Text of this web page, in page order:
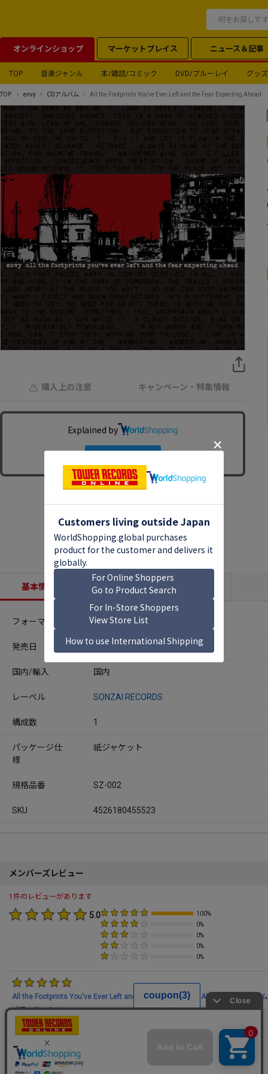
オンラインショップ マーケットプレイス ニュース＆記事
TOP 音楽ジャンル 本/雑誌/コミック DVD/ブルーレイ グッズ
TOP envy CDアルバム All the Footprints You've Ever Left and the Fear Expecting Ahead
購入上の注意 キャンペーン・特集情報
基本情報 収録内容
フォーマット CDアルバム
発売日 2018年07月18日
国内/輸入 国内
レーベル SONZAI RECORDS
構成数 1
パッケージ仕
様
紙ジャケット
規格品番 SZ-002
SKU 4526180455523
メンバーズレビュー
1件のレビューがあります
5.0
100%
0%
0%
0%
0%
All the Footprints You've Ever Left and the Fear Expecting Ahead｜CDアルバム
『君の靴と未来』
孤高の激情ハードコアバンドの2nd。
絶望の淵から希望の光と激情が押し寄せる1枚。
2020/04/28
この商品をレビューする